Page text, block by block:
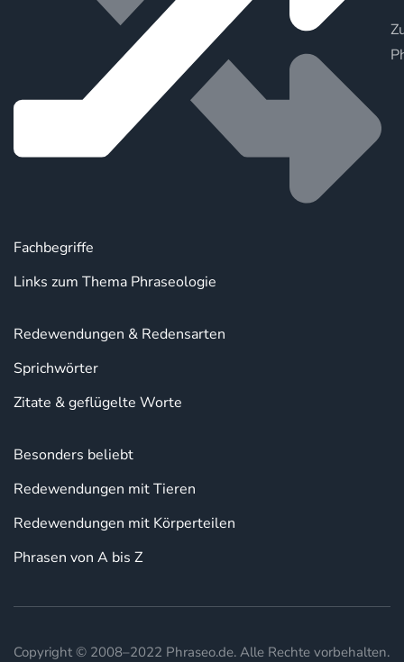
Fachbegriffe
Links zum Thema Phraseologie
Redewendungen & Redensarten
Sprichwörter
Zitate & geflügelte Worte
Besonders beliebt
Redewendungen mit Tieren
Redewendungen mit Körperteilen
Phrasen von A bis Z
Copyright © 2008–2022 Phraseo.de. Alle Rechte vorbehalten.